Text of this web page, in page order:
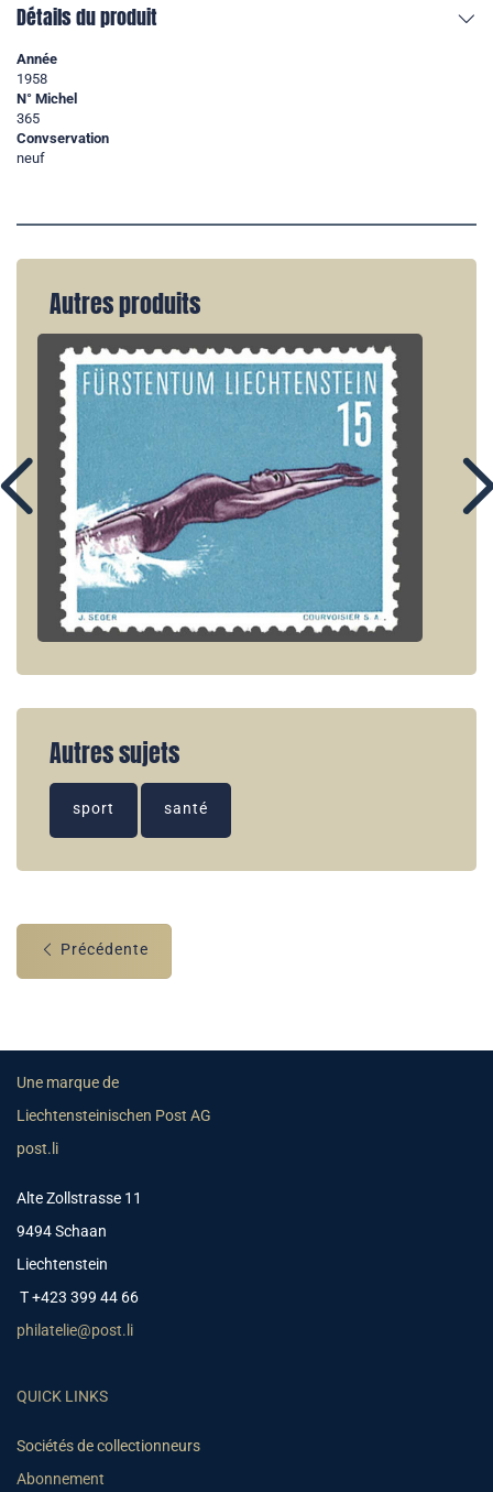
Détails du produit
Année
1958
N° Michel
365
Convservation
neuf
Autres produits
Autres sujets
sport santé
Précédente
Une marque de
Liechtensteinischen Post AG
post.li
Alte Zollstrasse 11
9494 Schaan
Liechtenstein
T +423 399 44 66
philatelie@post.li
QUICK LINKS
Sociétés de collectionneurs
Abonnement